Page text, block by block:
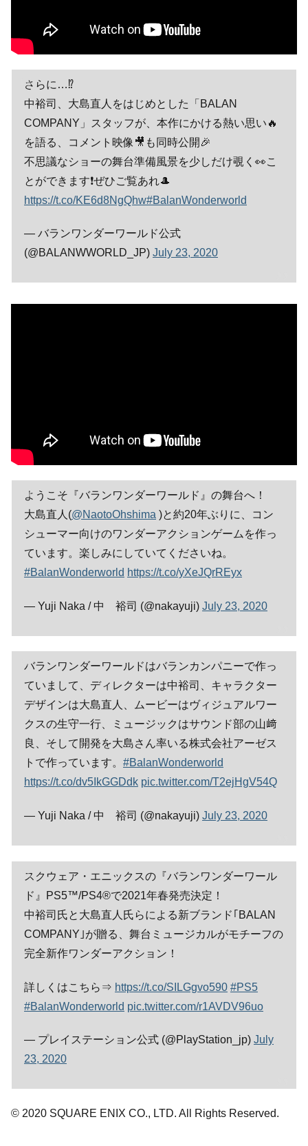
さらに…⁉
中裕司、大島直人をはじめとした「BALAN
COMPANY」スタッフが、本作にかける熱い思い🔥
を語る、コメント映像🎥も同時公開🎉
不思議なショーの舞台準備風景を少しだけ覗く👀こ
とができます❗ぜひご覧あれ🎩
https://t.co/KE6d8NgQhw#BalanWonderworld
— バランワンダーワールド公式
(@BALANWWORLD_JP) July 23, 2020
ようこそ『バランワンダーワールド』の舞台へ！
大島直人(@NaotoOhshima )と約20年ぶりに、コン
シューマー向けのワンダーアクションゲームを作っ
ています。楽しみにしていてくださいね。
#BalanWonderworld https://t.co/yXeJQrREyx
— Yuji Naka / 中 裕司 (@nakayuji) July 23, 2020
バランワンダーワールドはバランカンパニーで作っ
ていまして、ディレクターは中裕司、キャラクター
デザインは大島直人、ムービーはヴィジュアルワー
クスの生守一行、ミュージックはサウンド部の山﨑
良、そして開発を大島さん率いる株式会社アーゼス
トで作っています。 #BalanWonderworld
https://t.co/dv5IkGGDdk pic.twitter.com/T2ejHgV54Q
— Yuji Naka / 中 裕司 (@nakayuji) July 23, 2020
スクウェア・エニックスの『バランワンダーワール
ド』PS5™/PS4®で2021年春発売決定！
中裕司氏と大島直人氏らによる新ブランド｢BALAN
COMPANY｣が贈る、舞台ミュージカルがモチーフの
完全新作ワンダーアクション！
詳しくはこちら⇒ https://t.co/SILGgvo590 #PS5
#BalanWonderworld pic.twitter.com/r1AVDV96uo
— プレイステーション公式 (@PlayStation_jp) July
23, 2020
© 2020 SQUARE ENIX CO., LTD. All Rights Reserved.